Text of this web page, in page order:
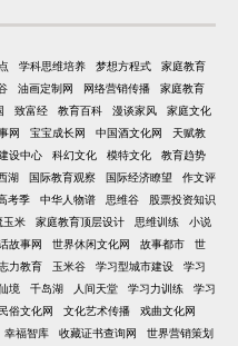
学科思维培养 梦想方程式
家庭教育
油画定制网 网络营销传播
家庭教育
致富经 教育百科 漫谈家风
家庭文化
网 宝宝成长网 中国酒文化网
天赋教
设中心 科幻文化 模特文化
教育趋势
湖 国际教育观察 国际经济瞭望
作文评
考季 中华人物谱 思维谷
股票投资知识
玉米 家庭教育顶层设计 思维训练
小说
故事网 世界休闲文化网 故事都市
世
力教育 玉米谷 学习型城市建设
学习
境 千岛湖 人间天堂 学习力训练
学习
俗文化网 文化艺术传播
戏曲文化网
幸福智库 收藏证书查询网 世界营销策划